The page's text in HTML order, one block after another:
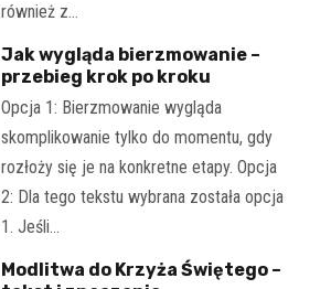
również z…
Jak wygląda bierzmowanie –
przebieg krok po kroku
Opcja 1: Bierzmowanie wygląda
skomplikowanie tylko do momentu, gdy
rozłoży się je na konkretne etapy. Opcja
2: Dla tego tekstu wybrana została opcja
1. Jeśli…
Modlitwa do Krzyża Świętego –